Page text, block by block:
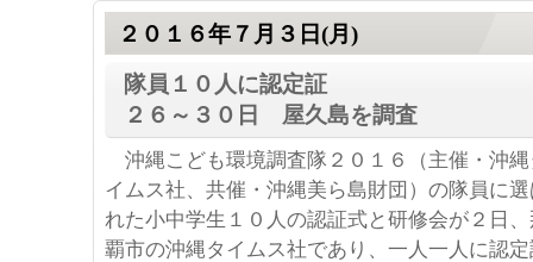
２０１６年７月３日(月)
隊員１０人に認定証
２６～３０日 屋久島を調査
沖縄こども環境調査隊２０１６（主催・沖縄
イムス社、共催・沖縄美ら島財団）の隊員に選
れた小中学生１０人の認証式と研修会が２日、
覇市の沖縄タイムス社であり、一人一人に認定